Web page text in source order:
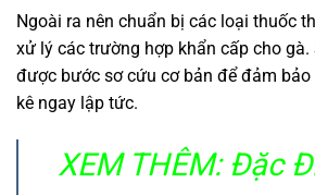
Ngoài ra nên chuẩn bị các loại thuốc
xử lý các trường hợp khẩn cấp cho gà.
được bước sơ cứu cơ bản để đảm bảo
kê ngay lập tức.
XEM THÊM: Đặc